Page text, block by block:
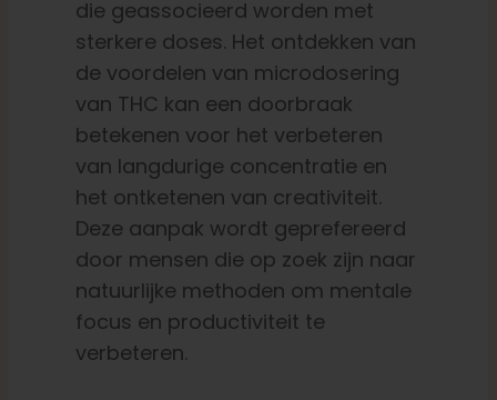
die geassocieerd worden met
sterkere doses. Het ontdekken van
de voordelen van microdosering
van THC kan een doorbraak
betekenen voor het verbeteren
van langdurige concentratie en
het ontketenen van creativiteit.
Deze aanpak wordt geprefereerd
door mensen die op zoek zijn naar
natuurlijke methoden om mentale
focus en productiviteit te
verbeteren.